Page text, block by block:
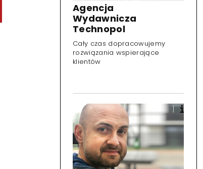
Agencja
Wydawnicza
Technopol
Cały czas dopracowujemy
rozwiązania wspierające
klientów